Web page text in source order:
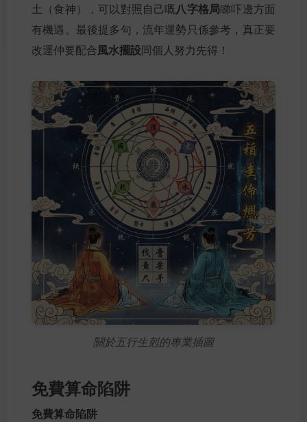
土（食神），可以對照自己嘅八字格局睇吓邊方面
有機遇。最後提多句，流年運勢只係參考，真正要
改運仲要配合風水擺設同個人努力先得！
關於五行生剋的專業插圖
免費算命陷阱
免費算命陷阱